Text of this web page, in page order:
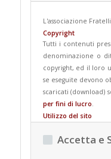
L'associazione
Copyright
Tutti i contenuti
denominazione o
copyright, ed il loro
se eseguite devono
scaricati (download)
per fini di lucro.
Utilizzo del sito
dall'accesso al sito,
Accetta e